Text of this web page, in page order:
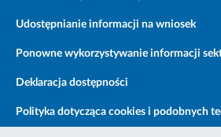
Udostępnianie informacji na wniosek
Ponowne wykorzystywanie informacji
Deklaracja dostępności
Polityka dotycząca cookies i podobnych